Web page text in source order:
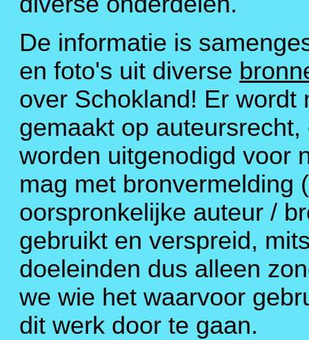
De informatie is
en foto's uit diverse
over Schokland! Er wordt
gemaakt op
worden uitgenodigd voor
mag met bronvermelding
oorspronkelijke auteur /
gebruikt en verspreid,
doeleinden dus alleen
we wie het waarvoor
dit werk door te gaan.